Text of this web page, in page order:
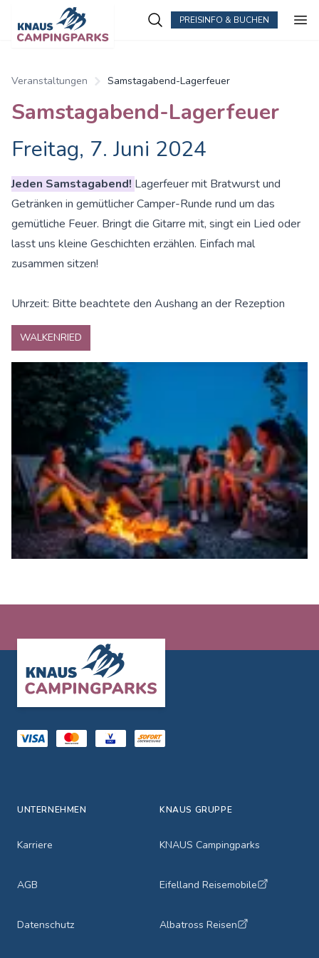
PREISINFO & BUCHEN
Veranstaltungen Samstagabend-Lagerfeuer
Samstagabend-Lagerfeuer
Freitag, 7. Juni 2024
Jeden Samstagabend! Lagerfeuer mit Bratwurst und
Getränken in gemütlicher Camper-Runde rund um das
gemütliche Feuer. Bringt die Gitarre mit, singt ein Lied oder
lasst uns kleine Geschichten erzählen. Einfach mal
zusammen sitzen!
Uhrzeit: Bitte beachtete den Aushang an der Rezeption
WALKENRIED
UNTERNEHMEN
Karriere
AGB
Datenschutz
KNAUS GRUPPE
KNAUS Campingparks
Eifelland Reisemobile
Albatross Reisen